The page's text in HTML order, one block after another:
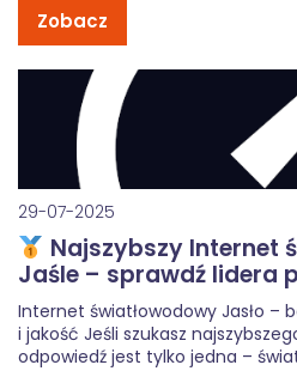
wiadomość dla mieszkańców
stanie się standardem, a nie
Zobacz
29-07-2025
Najszybszy Internet
Jaśle – sprawdź lidera
TELGAM
Internet światłowodowy Jasło –
i jakość Jeśli szukasz
odpowiedź jest tylko jedna –